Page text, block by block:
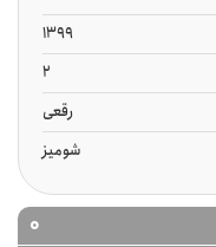
1399
2
رقعی
شومیز
0